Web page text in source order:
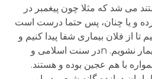
می شد که مثلا چون پیغمبر در
و یا چنان، پس حتما درست است
تا از فلان بیماری شفا پیدا کنیم و
یا چنان می کنیم تا هرگز بیمار نشویم. nدر سنت اسلامی و
با هم عجین بوده و هستند.